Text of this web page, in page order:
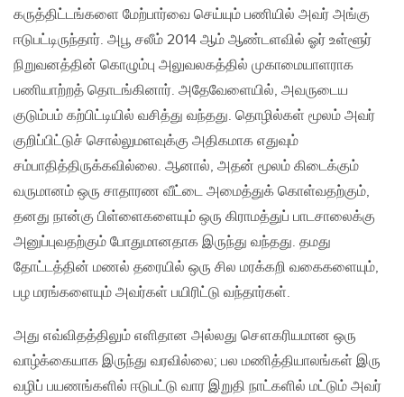
கருத்திட்டங்களை மேற்பார்வை செய்யும் பணியில் அவர் அங்கு
ஈடுபட்டிருந்தார். அபூ சலீம் 2014 ஆம் ஆண்டளவில் ஓர் உள்ளூர்
நிறுவனத்தின் கொழும்பு அலுவலகத்தில் முகாமையாளராக
பணியாற்றத் தொடங்கினார். அதேவேளையில், அவருடைய
குடும்பம் கற்பிட்டியில் வசித்து வந்தது. தொழில்கள் மூலம் அவர்
குறிப்பிட்டுச் சொல்லுமளவுக்கு அதிகமாக எதுவும்
சம்பாதித்திருக்கவில்லை. ஆனால், அதன் மூலம் கிடைக்கும்
வருமானம் ஒரு சாதாரண வீட்டை அமைத்துக் கொள்வதற்கும்,
தனது நான்கு பிள்ளைகளையும் ஒரு கிராமத்துப் பாடசாலைக்கு
அனுப்புவதற்கும் போதுமானதாக இருந்து வந்தது. தமது
தோட்டத்தின் மணல் தரையில் ஒரு சில மரக்கறி வகைகளையும்,
பழ மரங்களையும் அவர்கள் பயிரிட்டு வந்தார்கள்.
அது எவ்விதத்திலும் எளிதான அல்லது சௌகரியமான ஒரு
வாழ்க்கையாக இருந்து வரவில்லை; பல மணித்தியாலங்கள் இரு
வழிப் பயணங்களில் ஈடுபட்டு வார இறுதி நாட்களில் மட்டும் அவர்